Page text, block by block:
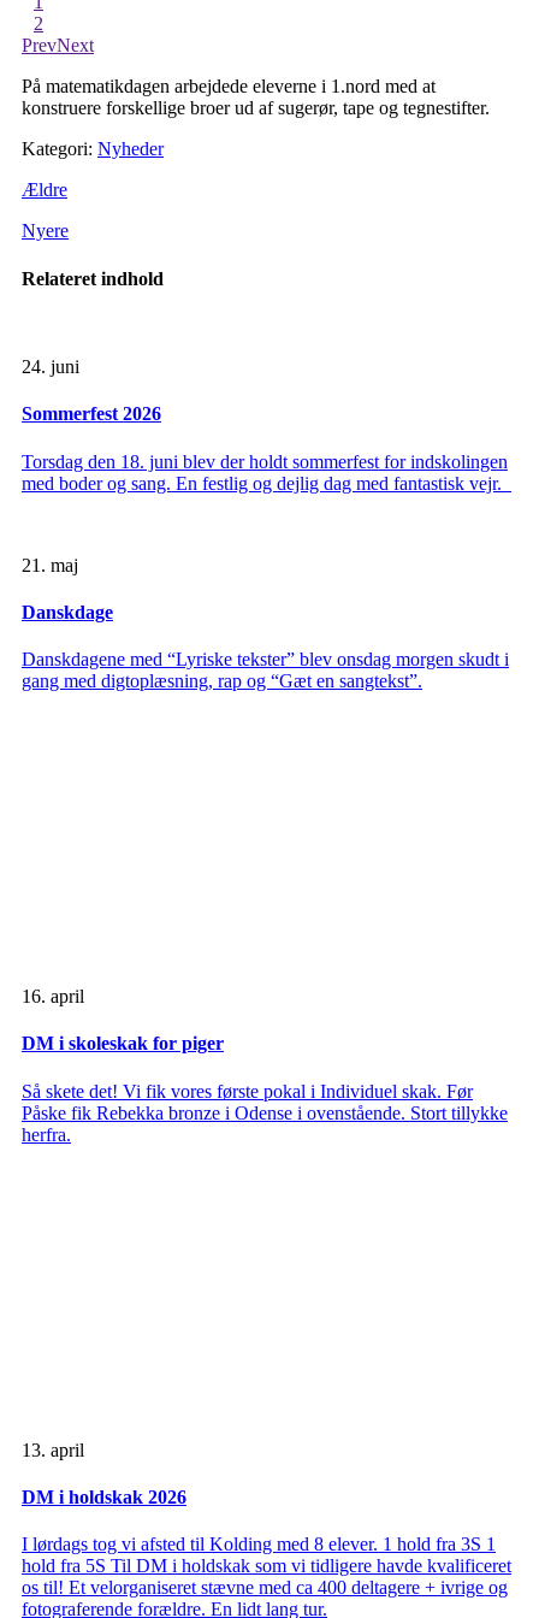
2
PrevNext
På matematikdagen arbejdede eleverne i 1.nord med at
konstruere forskellige broer ud af sugerør, tape og tegnestifter.
Kategori: Nyheder
Ældre
Nyere
Relateret indhold
24. juni
Sommerfest 2026
Torsdag den 18. juni blev der holdt sommerfest for indskolingen
med boder og sang. En festlig og dejlig dag med fantastisk vejr.
21. maj
Danskdage
Danskdagene med “Lyriske tekster” blev onsdag morgen skudt i
gang med digtoplæsning, rap og “Gæt en sangtekst”.
16. april
DM i skoleskak for piger
Så skete det! Vi fik vores første pokal i Individuel skak. Før
Påske fik Rebekka bronze i Odense i ovenstående. Stort tillykke
herfra.
13. april
DM i holdskak 2026
I lørdags tog vi afsted til Kolding med 8 elever. 1 hold fra 3S 1
hold fra 5S Til DM i holdskak som vi tidligere havde kvalificeret
os til! Et velorganiseret stævne med ca 400 deltagere + ivrige og
fotograferende forældre. En lidt lang tur.